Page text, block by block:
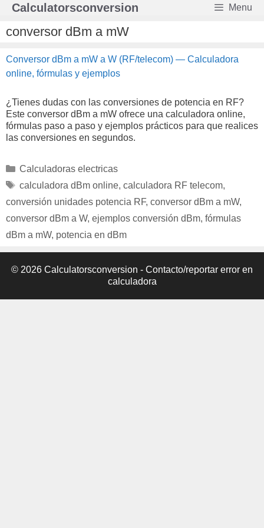
Saltar
contenido
Calculatorsconversion Menu
conversor dBm a mW
Conversor dBm a mW a W (RF/telecom) — Calculadora
online, fórmulas y ejemplos
¿Tienes dudas con las conversiones de potencia en RF?
Este conversor dBm a mW ofrece una calculadora online,
fórmulas paso a paso y ejemplos prácticos para que realices
las conversiones en segundos.
Categorías
Calculadoras electricas
Etiquetas
calculadora dBm online, calculadora RF telecom,
conversión unidades potencia RF, conversor dBm a mW,
conversor dBm a W, ejemplos conversión dBm, fórmulas
dBm a mW, potencia en dBm
© 2026 Calculatorsconversion - Contacto/reportar error en
calculadora